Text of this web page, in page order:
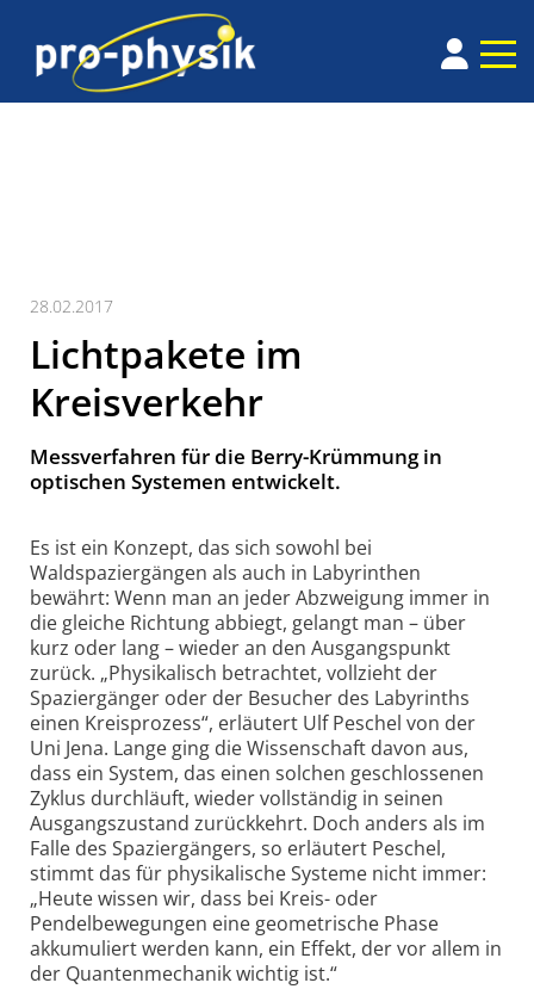
28.02.2017
Lichtpakete im
Kreisverkehr
Messverfahren für die Berry-Krümmung in
optischen Systemen entwickelt.
Es ist ein Konzept, das sich sowohl bei
Waldspaziergängen als auch in Labyrinthen
bewährt: Wenn man an jeder Abzweigung immer in
die gleiche Richtung abbiegt, gelangt man – über
kurz oder lang – wieder an den Ausgangspunkt
zurück. „Physikalisch betrachtet, vollzieht der
Spaziergänger oder der Besucher des Labyrinths
einen Kreisprozess“, erläutert Ulf Peschel von der
Uni Jena. Lange ging die Wissenschaft davon aus,
dass ein System, das einen solchen geschlossenen
Zyklus durchläuft, wieder vollständig in seinen
Ausgangszustand zurückkehrt. Doch anders als im
Falle des Spaziergängers, so erläutert Peschel,
stimmt das für physikalische Systeme nicht immer:
„Heute wissen wir, dass bei Kreis- oder
Pendelbewegungen eine geometrische Phase
akkumuliert werden kann, ein Effekt, der vor allem in
der Quantenmechanik wichtig ist.“